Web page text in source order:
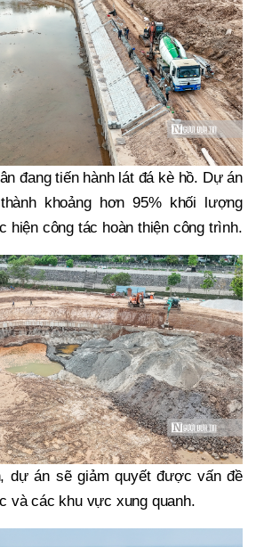
đang tiến hành lát đá kè hồ. Dự án
khoảng hơn 95% khối lượng
hiện công tác hoàn thiện công trình.
dự án sẽ giảm quyết được vấn đề
và các khu vực xung quanh.